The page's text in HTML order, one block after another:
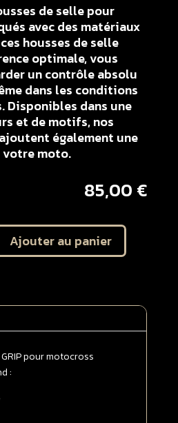
de selle pour
avec des matériaux
housses de selle
optimale, vous
un contrôle absolu
dans les conditions
Disponibles dans une
et de motifs, nos
également une
moto.
85,00 €
Ajouter au panier
pour motocross
: